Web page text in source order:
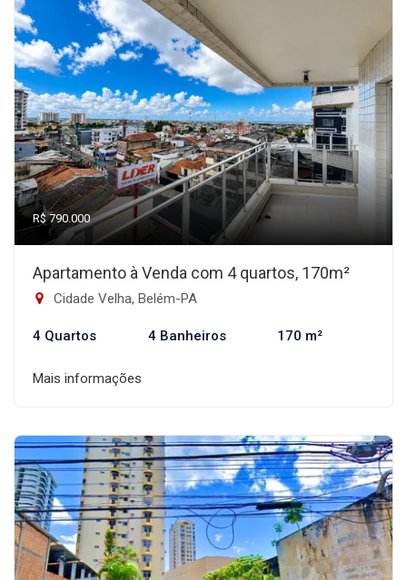
R$ 790.000
Apartamento à Venda com 4 quartos, 170m²
Cidade Velha, Belém-PA
4 Quartos 4 Banheiros 170 m²
Mais informações